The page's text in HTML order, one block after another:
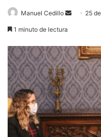
Manuel Cedillo
Send 25
1 minuto de lectura